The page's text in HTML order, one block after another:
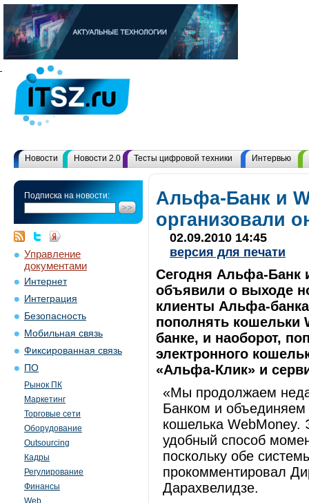
Новости Новости 2.0 Тесты цифровой техники Интервью
Подписка на новости:
Управление
документами
Интернет
Интеграция
Безопасность
Мобильная связь
Фиксированная связь
ПО
Рынок ПК
Маркетинг
Торговые сети
Оборудование
Outsourcing
Кадры
Регулирование
Финансы
Web
Альфа-Банк и
организовали
02.09.2010 14:45
версия для печати
Сегодня Альфа-Банк
объявили о выходе
клиенты Альфа-
пополнять кошельки
банке, и наоборот,
электронного
«Альфа-Клик» и
«Мы продолжаем
Банком и объединяем
кошелька WebMoney.
удобный способ
поскольку обе
прокомментировал
Дарахвелидзе.